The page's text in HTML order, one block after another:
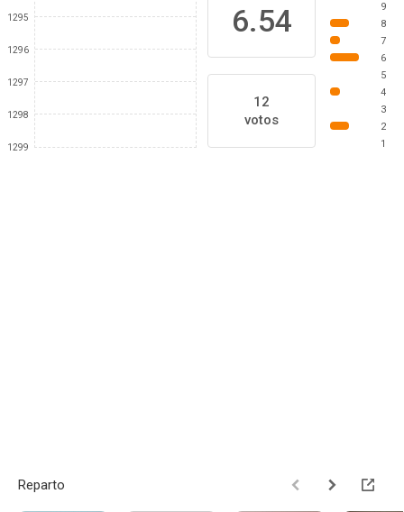
1295
1296
1297
1298
1299
6.54
12
votos
9
8
7
6
5
4
3
2
1
Reparto